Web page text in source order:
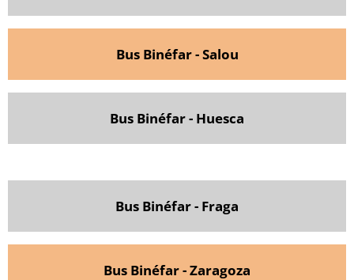
Bus Binéfar - Salou
Bus Binéfar - Huesca
Bus Binéfar - Fraga
Bus Binéfar - Zaragoza